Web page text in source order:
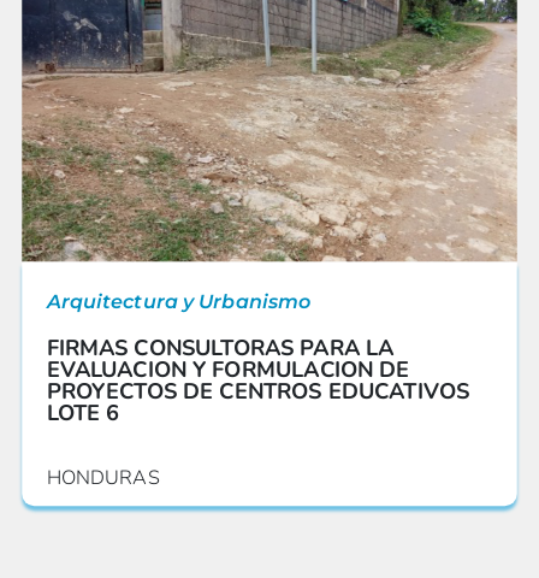
Arquitectura y Urbanismo
FIRMAS CONSULTORAS PARA LA
EVALUACION Y FORMULACION DE
PROYECTOS DE CENTROS EDUCATIVOS
LOTE 6
HONDURAS